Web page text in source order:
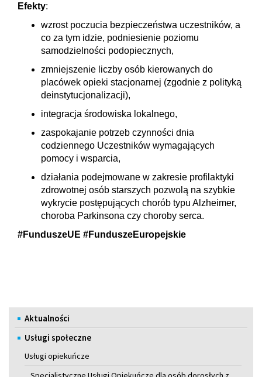
Efekty:
wzrost poczucia bezpieczeństwa uczestników, a
co za tym idzie, podniesienie poziomu
samodzielności podopiecznych,
zmniejszenie liczby osób kierowanych do
placówek opieki stacjonarnej (zgodnie z polityką
deinstytucjonalizacji),
integracja środowiska lokalnego,
zaspokajanie potrzeb czynności dnia
codziennego Uczestników wymagających
pomocy i wsparcia,
działania podejmowane w zakresie profilaktyki
zdrowotnej osób starszych pozwolą na szybkie
wykrycie postępujących chorób typu Alzheimer,
choroba Parkinsona czy choroby serca.
#FunduszeUE #FunduszeEuropejskie
Menu
Aktualności
Usługi społeczne
Usługi opiekuńcze